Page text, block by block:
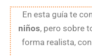
En esta guía te
niños, pero sobre
forma realista,